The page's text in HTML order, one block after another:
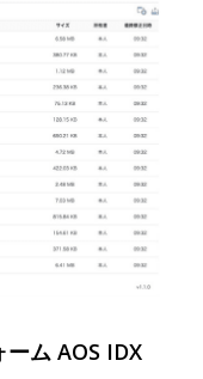
ーム AOS IDX